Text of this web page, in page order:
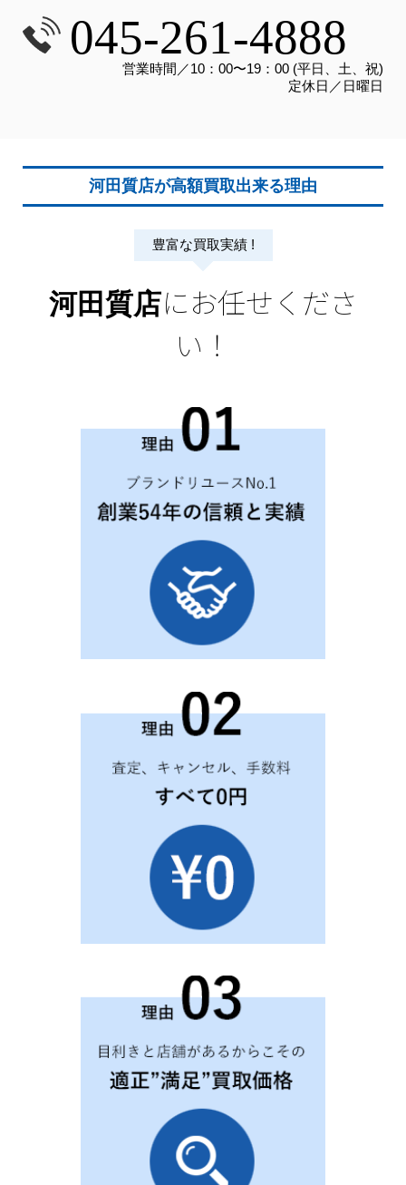
045-261-4888
営業時間／10：00〜19：00 (平日、土、祝)
定休日／日曜日
河田質店が高額買取出来る理由
豊富な買取実績 !
河田質店にお任せくださ
い！